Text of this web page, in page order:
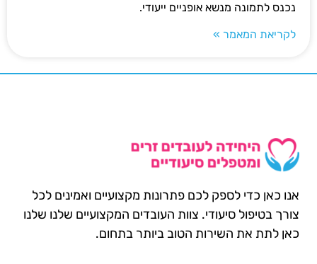
נכנס לתמונה מנשא אופניים ייעודי.
לקריאת המאמר »
אנו כאן כדי לספק לכם פתרונות מקצועיים ואמינים לכל
צורך בטיפול סיעודי. צוות העובדים המקצועיים שלנו שלנו
כאן לתת את השירות הטוב ביותר בתחום.